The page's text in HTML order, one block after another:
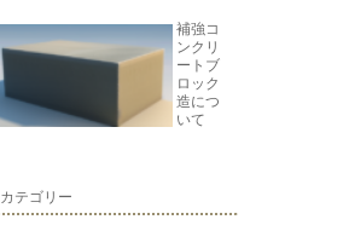
補強コ
ンクリ
ートブ
ロック
造につ
いて
カテゴリー